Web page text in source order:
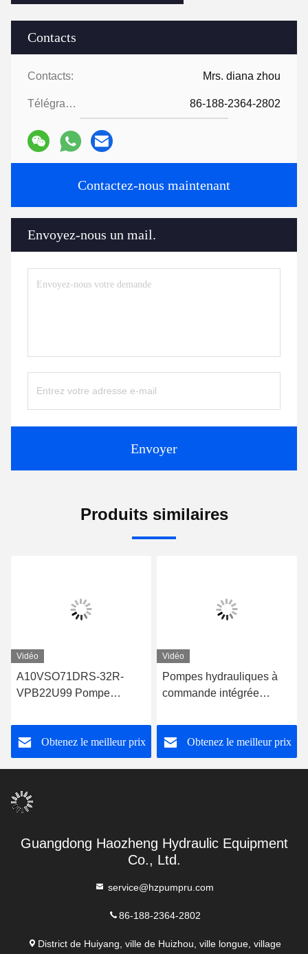
Contacts
Contacts: Mrs. diana zhou
Télégramme: 86-188-2364-2802
Contactez-nous maintenant
Envoyez-nous un mail.
Envoyer
Produits similaires
Vidéo
A10VSO71DRS-32R-
VPB22U99 Pompe
Obtenez le meilleur prix
Vidéo
Pompes hydrauliques à
commande intégrée
Obtenez le meilleur prix
Guangdong Haozheng Hydraulic Equipment
Co., Ltd.
service@hzpumpru.com
86-188-2364-2802
District de Huiyang, ville de Huizhou, ville longue, village